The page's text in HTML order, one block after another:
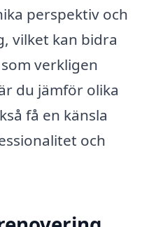
perspektiv och
vilket kan bidra
verkligen
du jämför olika
få en känsla
och